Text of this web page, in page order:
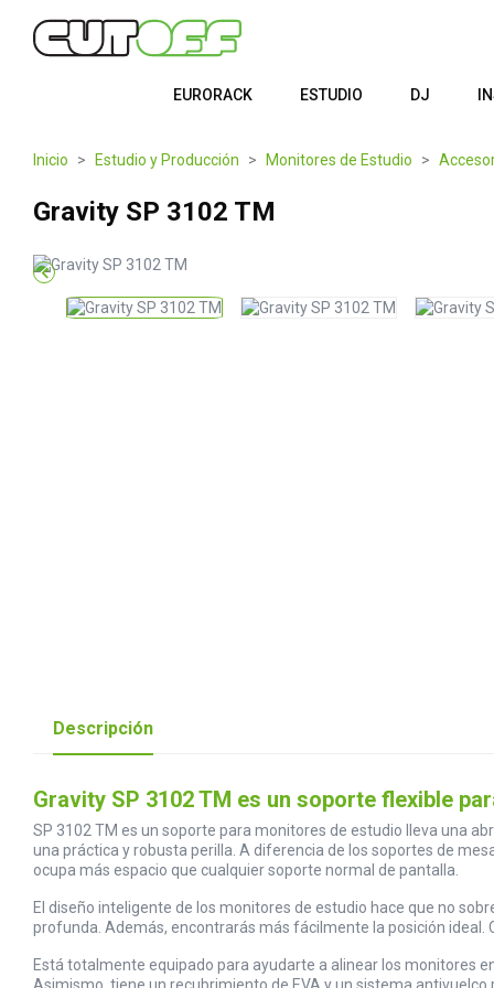
EURORACK ESTUDIO DJ
Inicio Estudio y Producción Monitores de Estudio
Gravity SP 3102 TM

Descripción
Gravity SP 3102 TM es un soporte flexible
SP 3102 TM es un soporte para monitores de estudio lleva una
una práctica y robusta perilla. A diferencia de los soportes de
ocupa más espacio que cualquier soporte normal de pantalla.
El diseño inteligente de los monitores de estudio hace que no
profunda. Además, encontrarás más fácilmente la posición ideal.
Está totalmente equipado para ayudarte a alinear los monitores
Asimismo, tiene un recubrimiento de EVA y un sistema